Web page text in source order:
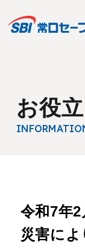
お役
令和7年
災害に